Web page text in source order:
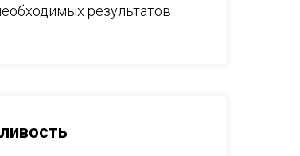
результатов